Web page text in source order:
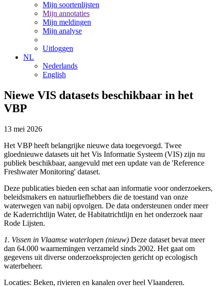
Mijn soortenlijsten
Mijn annotaties
Mijn meldingen
Mijn analyse
Uitloggen
NL
Nederlands
English
Niewe VIS datasets beschikbaar in het
VBP
13 mei 2026
Het VBP heeft belangrijke nieuwe data toegevoegd. Twee
gloednieuwe datasets uit het Vis Informatie Systeem (VIS) zijn nu
publiek beschikbaar, aangevuld met een update van de 'Reference
Freshwater Monitoring' dataset.
Deze publicaties bieden een schat aan informatie voor onderzoekers,
beleidsmakers en natuurliefhebbers die de toestand van onze
waterwegen van nabij opvolgen. De data ondersteunen onder meer
de Kaderrichtlijn Water, de Habitatrichtlijn en het onderzoek naar
Rode Lijsten.
1. Vissen in Vlaamse waterlopen (nieuw) Deze dataset bevat meer
dan 64.000 waarnemingen verzameld sinds 2002. Het gaat om
gegevens uit diverse onderzoeksprojecten gericht op ecologisch
waterbeheer.
Locaties: Beken, rivieren en kanalen over heel Vlaanderen.